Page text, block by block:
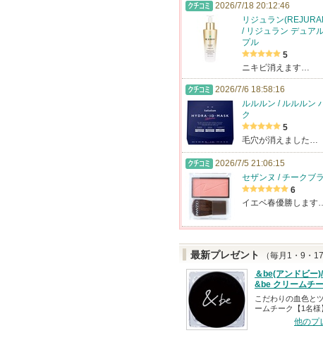
2026/7/18 20:12:46
リジュラン
/ リジュラン デュア
プル
5
ニキビ消えます…
2026/7/6 18:58:16
ルルルン / ルルルン
ク
5
毛穴が消えました…
2026/7/5 21:06:15
セザンヌ / チークブ
6
イエベ春優勝します
最新プレゼント
（毎月1・9・
＆be(アンドビー)/
&be クリームチ
こだわりの血色と
ームチーク【1名様
他のプ